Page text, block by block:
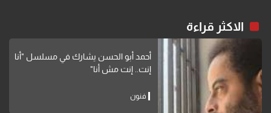
الاكثر قراءة
أحمد أبو الحسن يشارك في مسلسل "أنا
إنت.. إنت مش أنا"
فنون